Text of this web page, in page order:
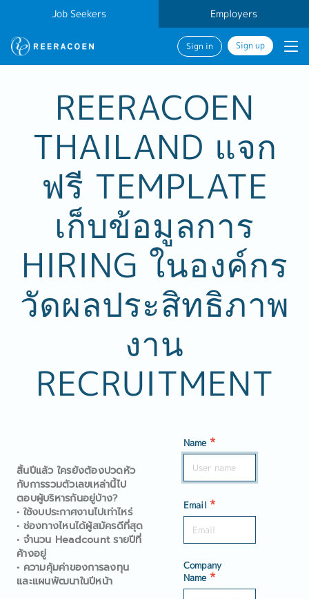
Job Seekers Employers
Sign in Sign up
REERACOEN
THAILAND แจก
ฟรี TEMPLATE
เก็บข้อมูลการ
HIRING ในองค์กร
วัดผลประสิทธิภาพ
งาน
RECRUITMENT
สิ้นปีแล้ว ใครยังต้องปวดหัว
กับการรวมตัวเลขเหล่านี้ไป
ตอบผู้บริหารกันอยู่บ้าง?
• ใช้งบประกาศงานไปเท่าไหร่
• ช่องทางไหนได้ผู้สมัครดีที่สุด
• จำนวน Headcount รายปีที่
ค้างอยู่
• ความคุ้มค่าของการลงทุน
และแผนพัฒนาในปีหน้า
Name *
Email *
Company
Name *